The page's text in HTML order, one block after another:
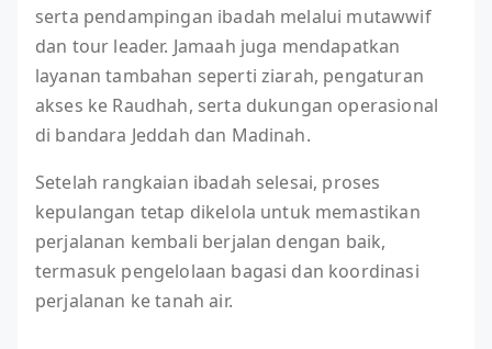
serta pendampingan ibadah melalui mutawwif
dan tour leader. Jamaah juga mendapatkan
layanan tambahan seperti ziarah, pengaturan
akses ke Raudhah, serta dukungan operasional
di bandara Jeddah dan Madinah.
Setelah rangkaian ibadah selesai, proses
kepulangan tetap dikelola untuk memastikan
perjalanan kembali berjalan dengan baik,
termasuk pengelolaan bagasi dan koordinasi
perjalanan ke tanah air.